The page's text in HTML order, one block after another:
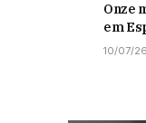
Onze
em
10/07/